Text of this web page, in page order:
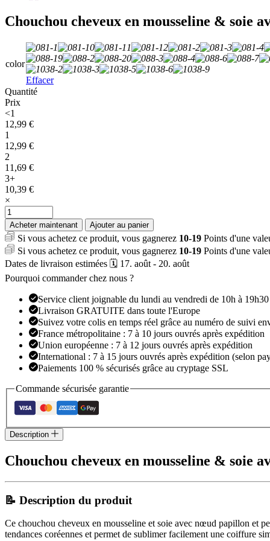
Chouchou cheveux en mousseline & soie
color
Effacer
Quantité
Prix
<1
12,99 €
1
12,99 €
2
11,69 €
3+
10,39 €
×
quantité
de
Chouchou
cheveux
en
mousseline
&
avec
nœud
Acheter maintenant Ajouter au panier
Si vous achetez ce produit, vous gagnerez 10-19 Points d'une
Si vous achetez ce produit, vous gagnerez 10-19 Points d'une
Dates de livraison estimées 🗓️ 17. août - 20. août
Pourquoi commander chez nous ?
Service client joignable du lundi au vendredi de 10h à 19h30
Livraison GRATUITE dans toute l'Europe
Suivez votre colis en temps réel grâce au numéro de suivi
France métropolitaine : 7 à 10 jours ouvrés après expédition
Union européenne : 7 à 12 jours ouvrés après expédition
International : 7 à 15 jours ouvrés après expédition (selon
Paiements 100 % sécurisés grâce au cryptage SSL
Commande sécurisée garantie
Description
Chouchou cheveux en mousseline & soie
📝 Description du produit
Ce chouchou cheveux en mousseline et soie avec nœud papillon et
tendances coréennes et permet de sublimer facilement une coiffure